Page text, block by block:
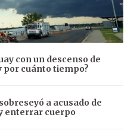
con un descenso de
por cuánto tiempo?
a acusado de
enterrar cuerpo